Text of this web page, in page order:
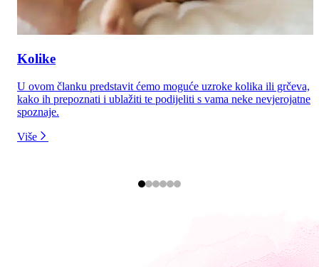
Kolike
U ovom članku predstavit ćemo moguće uzroke kolika ili grčeva,
kako ih prepoznati i ublažiti te podijeliti s vama neke nevjerojatne
spoznaje.
Više